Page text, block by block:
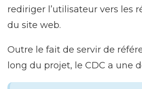
rediriger l’utilisateur vers les
du site web.
Outre le fait de servir de
long du projet, le CDC a une